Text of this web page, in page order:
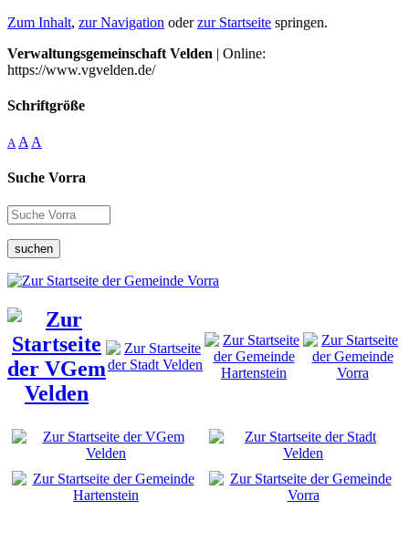
Zum Inhalt, zur Navigation oderzur Startseite springen.
Verwaltungsgemeinschaft Velden | Online:
https://www.vgvelden.de/
Schriftgröße
A A A
Suche Vorra
suchen